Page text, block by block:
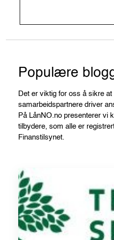
Populære
Det er viktig for oss å sikre at
samarbeidspartnere driver
På LånNO.no presenterer vi
tilbydere, som alle er
Finanstilsynet.